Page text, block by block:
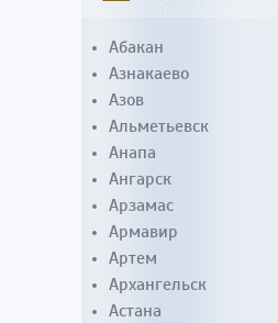
Абакан
Азнакаево
Азов
Альметьевск
Анапа
Ангарск
Арзамас
Армавир
Артем
Архангельск
Астана